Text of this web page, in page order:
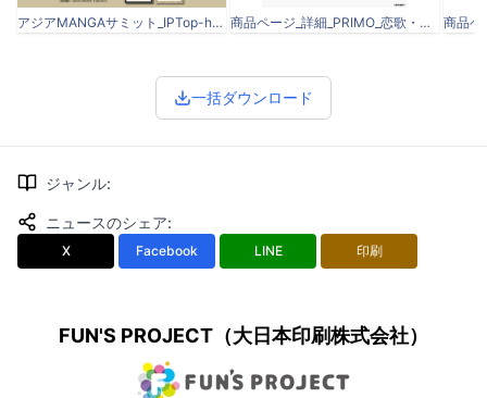
アジアMANGAサミット_IPTop-hero.png 商品ページ_詳細_PRIMO_恋歌・万葉集.png
一括ダウンロード
ジャンル:
ニュースのシェア:
X Facebook LINE 印刷
FUN'S PROJECT（大日本印刷株式会社）